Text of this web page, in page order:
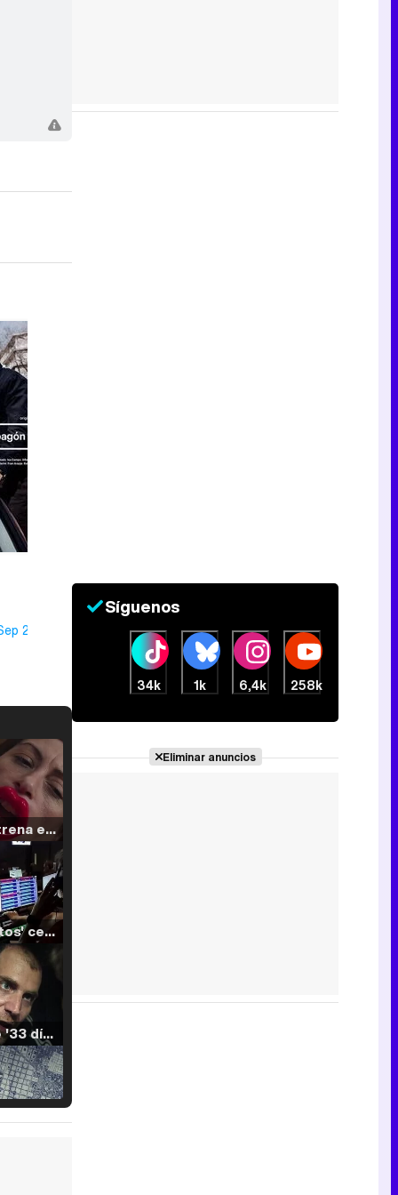
2022
Filmin estrena el tráiler de 'Millennial Mal', su nueva comedia universitaria de la mano de Lorena Iglesias
'120 Minutos' celebra sus 2.000 programas en Telemadrid con un vídeo del día a día en la redacción
Tráiler de '33 días', la nueva serie de Atresplayer con Julián Villagrán y José Manuel Poga
Síguenos
34k 1k 6,4k 258k
Eliminar anuncios